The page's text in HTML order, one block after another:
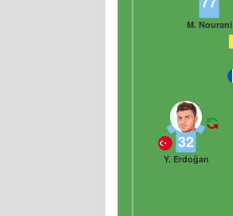
32
Y. Erdoğan
M. Nourani